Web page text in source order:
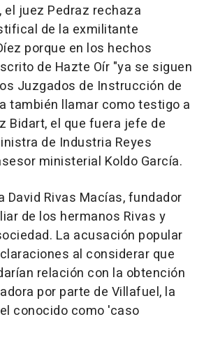
el juez Pedraz rechaza
de la exmilitante
porque en los hechos
de Hazte Oír "ya se siguen
Juzgados de Instrucción de
también llamar como testigo a
Bidart, el que fuera jefe de
de Industria Reyes
ministerial Koldo García.
David Rivas Macías, fundador
de los hermanos Rivas y
La acusación popular
al considerar que
relación con la obtención
por parte de Villafuel, la
conocido como 'caso